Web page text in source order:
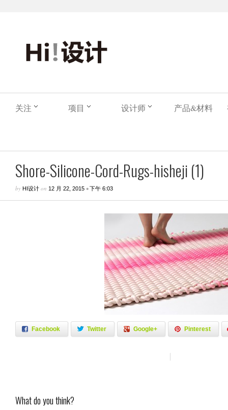
关注 项目 设计师 产品&材料
Shore-Silicone-Cord-Rugs-hisheji (1)
by HI设计 on 12 月 22, 2015 •下午 6:03
Facebook Twitter Google+ Pinterest
What do you think?